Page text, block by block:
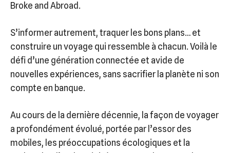
Broke and Abroad.
S’informer autrement, traquer les bons plans… et
construire un voyage qui ressemble à chacun. Voilà le
défi d’une génération connectée et avide de
nouvelles expériences, sans sacrifier la planète ni son
compte en banque.
Au cours de la dernière décennie, la façon de voyager
a profondément évolué, portée par l’essor des
mobiles, les préoccupations écologiques et la